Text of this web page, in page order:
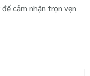
cảm nhận trọn vẹn